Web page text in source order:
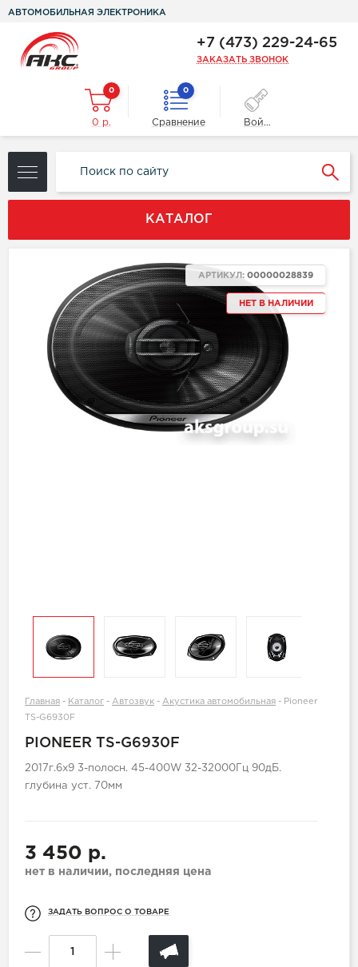
АВТОМОБИЛЬНАЯ ЭЛЕКТРОНИКА
+7 (473) 229-24-65
ЗАКАЗАТЬ ЗВОНОК
0
0 р.
0
Сравнение Войти
КАТАЛОГ
НЕТ В НАЛИЧИИ
АРТИКУЛ: 00000028839
Главная - Каталог - Автозвук - Акустика автомобильная - Pioneer
TS-G6930F
PIONEER TS-G6930F
2017г.6х9 3-полосн. 45-400W 32-32000Гц 90дБ.
глубина уст. 70мм
3 450 р.
нет в наличии, последняя цена
ЗАДАТЬ ВОПРОС О ТОВАРЕ